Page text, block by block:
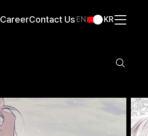
CareerContact Us EN KR